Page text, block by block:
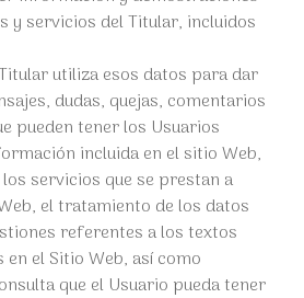
y servicios del Titular, incluidos
utiliza esos datos para dar
dudas, quejas, comentarios
pueden tener los Usuarios
incluida en el sitio Web,
servicios que se prestan a
el tratamiento de los datos
referentes a los textos
en el Sitio Web, así como
que el Usuario pueda tener